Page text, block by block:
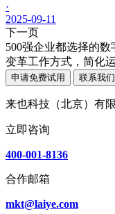
·
2025-09-11
下一页
500强企业都选择的
变革工作方式，简化
申请免费试用 联系我们
来也科技（北京）有
立即咨询
400-001-8136
合作邮箱
mkt@laiye.com